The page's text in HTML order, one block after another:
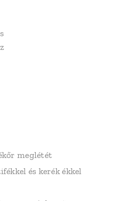
meglétét
és kerék ékkel